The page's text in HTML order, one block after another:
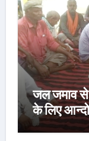
जल जमाव से
के लिए